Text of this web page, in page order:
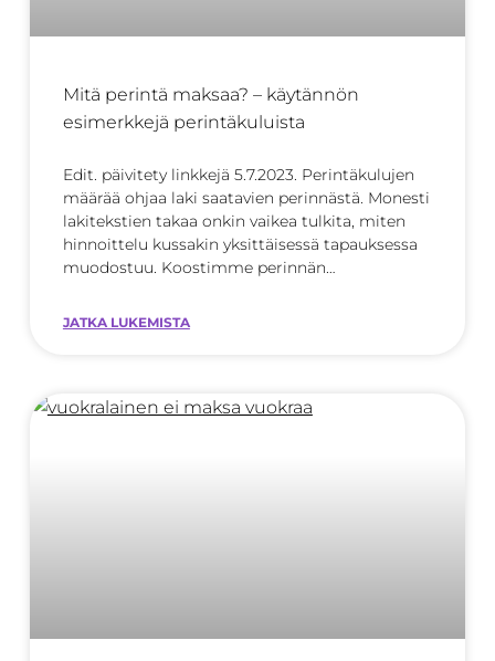
Mitä perintä maksaa? – käytännön
esimerkkejä perintäkuluista
Edit. päivitety linkkejä 5.7.2023. Perintäkulujen
määrää ohjaa laki saatavien perinnästä. Monesti
lakitekstien takaa onkin vaikea tulkita, miten
hinnoittelu kussakin yksittäisessä tapauksessa
muodostuu. Koostimme perinnän
JATKA LUKEMISTA